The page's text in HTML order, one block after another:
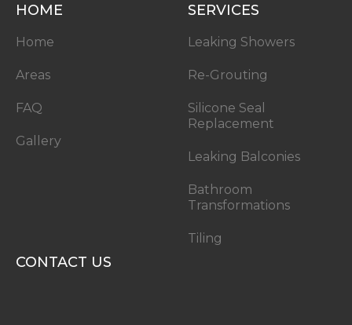
HOME
Home
Areas
FAQ
Gallery
SERVICES
Leaking Showers
Re-Grouting
Silicone Seal
Replacement
Leaking Balconies
Bathroom
Transformations
Tiling
CONTACT US